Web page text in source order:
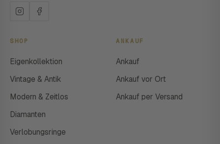
SHOP
Eigenkollektion
Vintage & Antik
Modern & Zeitlos
Diamanten
Verlobungsringe
ANKAUF
Ankauf
Ankauf vor Ort
Ankauf per Versand